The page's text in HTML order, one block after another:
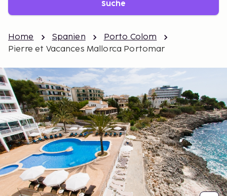
Suche
Home Spanien
Porto Colom
Pierre et Vacances Mallorca Portomar